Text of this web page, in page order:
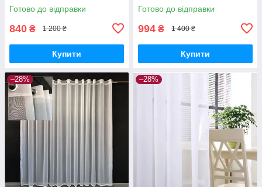
Готово до відправки
840 ₴ 1 200 ₴
Купити
Готово до відправки
994 ₴ 1 400 ₴
Купити
–28% –28%